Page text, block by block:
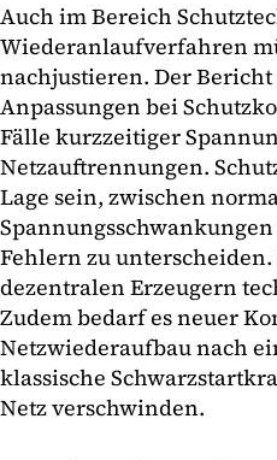
Auch im Bereich
Wiederanlaufverfahren
nachjustieren. Der
Anpassungen bei
Fälle kurzzeitiger
Netzauftrennungen.
Lage sein, zwischen
Fehlern zu
dezentralen Erzeugern
Zudem bedarf es neuer
Netzwiederaufbau nach
klassische
Netz verschwinden.